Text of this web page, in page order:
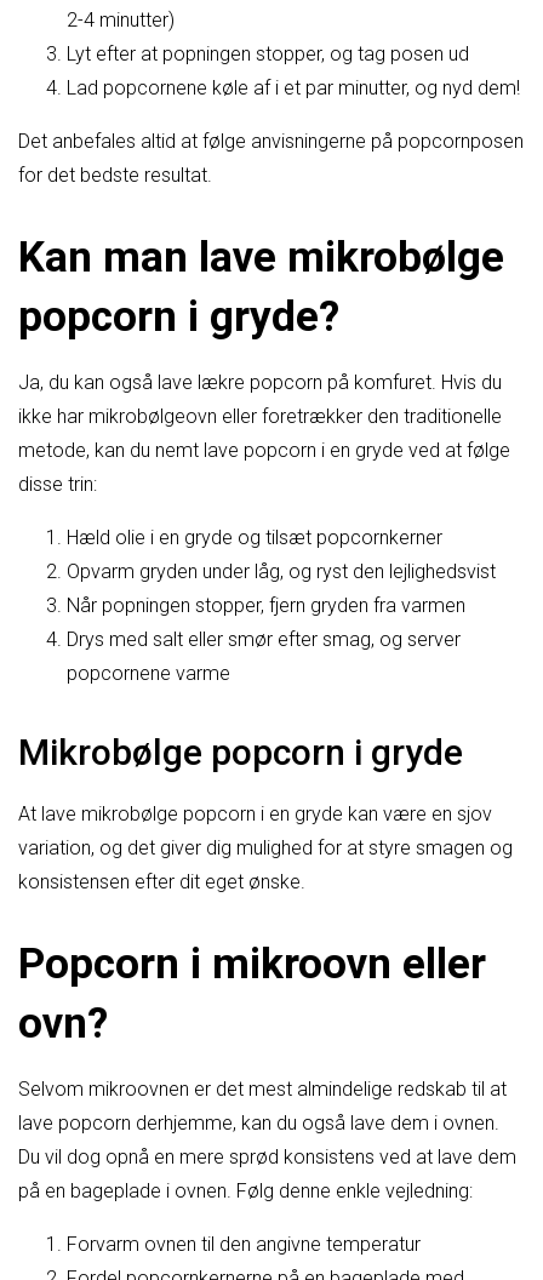
2-4 minutter)
Lyt efter at popningen stopper, og tag posen ud
Lad popcornene køle af i et par minutter, og nyd dem!
Det anbefales altid at følge anvisningerne på popcornposen
for det bedste resultat.
Kan man lave mikrobølge
popcorn i gryde?
Ja, du kan også lave lækre popcorn på komfuret. Hvis du
ikke har mikrobølgeovn eller foretrækker den traditionelle
metode, kan du nemt lave popcorn i en gryde ved at følge
disse trin:
Hæld olie i en gryde og tilsæt popcornkerner
Opvarm gryden under låg, og ryst den lejlighedsvist
Når popningen stopper, fjern gryden fra varmen
Drys med salt eller smør efter smag, og server
popcornene varme
Mikrobølge popcorn i gryde
At lave mikrobølge popcorn i en gryde kan være en sjov
variation, og det giver dig mulighed for at styre smagen og
konsistensen efter dit eget ønske.
Popcorn i mikroovn eller
ovn?
Selvom mikroovnen er det mest almindelige redskab til at
lave popcorn derhjemme, kan du også lave dem i ovnen.
Du vil dog opnå en mere sprød konsistens ved at lave dem
på en bageplade i ovnen. Følg denne enkle vejledning:
Forvarm ovnen til den angivne temperatur